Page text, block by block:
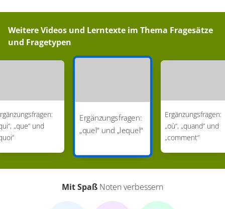
Weitere Videos und Lerntexte im Thema Fragesätze
und Fragetypen
„que“ und
Ergänzungsfragen:
„quel“ und „lequel“
Ergänzungsfragen:
„où“, „quand“ und
„comment“
Mit Spaß Noten verbessern